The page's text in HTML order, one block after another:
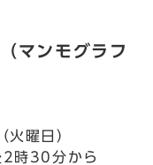
マンモグラフ
曜日）
時30分から